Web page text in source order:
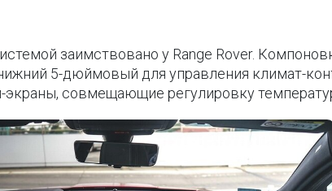
заимствовано у Range Rover.
5-дюймовый для управления климат-
совмещающие регулировку